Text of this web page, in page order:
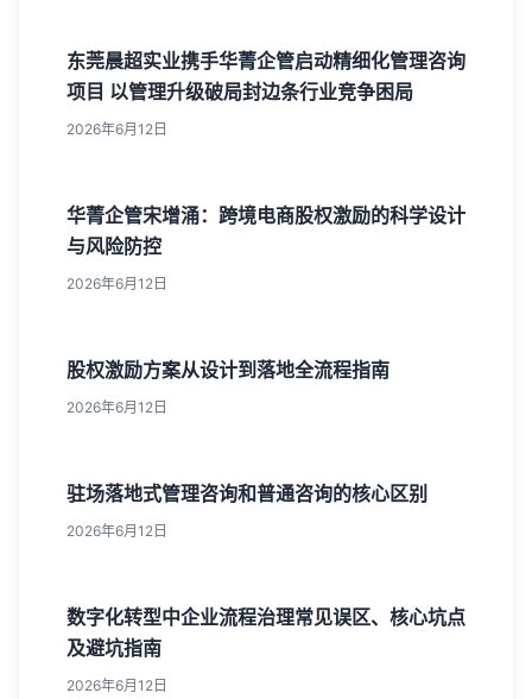
东莞晨超实业携手华菁企管启动精细化管理咨询
项目 以管理升级破局封边条行业竞争困局
2026年6月12日
华菁企管宋增涌：跨境电商股权激励的科学设计
与风险防控
2026年6月12日
股权激励方案从设计到落地全流程指南
2026年6月12日
驻场落地式管理咨询和普通咨询的核心区别
2026年6月12日
数字化转型中企业流程治理常见误区、核心坑点
及避坑指南
2026年6月12日